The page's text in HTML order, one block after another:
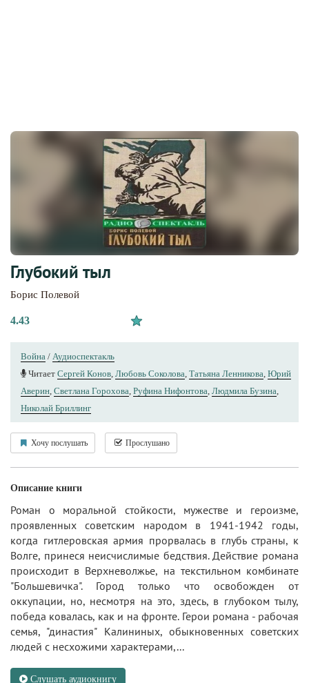
Глубокий тыл
Борис Полевой
4.43
Война / Аудиоспектакль
Читает Сергей Конов Любовь Соколова Татьяна Ленникова Юрий
Аверин Светлана Горохова Руфина Нифонтова Людмила Бузина
Николай Бриллинг
Хочу послушать Прослушано
Описание книги
Роман о моральной стойкости, мужестве и героизме,
проявленных советским народом в 1941-1942 годы,
когда гитлеровская армия прорвалась в глубь страны, к
Волге, принеся неисчислимые бедствия. Действие романа
происходит в Верхневолжье, на текстильном комбинате
"Большевичка". Город только что освобожден от
оккупации, но, несмотря на это, здесь, в глубоком тылу,
победа ковалась, как и на фронте. Герои романа - рабочая
семья, "династия" Калининых, обыкновенных советских
людей с несхожими характерами,...
Слушать аудиокнигу